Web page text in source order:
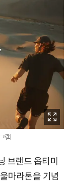
램
브랜드 옵티미
마라톤을 기념